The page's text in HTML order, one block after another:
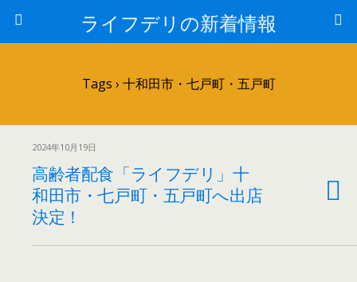
ライフデリの新着情報
Tags › 十和田市・七戸町・五戸町
2024年10月19日
高齢者配食「ライフデリ」十
和田市・七戸町・五戸町へ出店
決定！